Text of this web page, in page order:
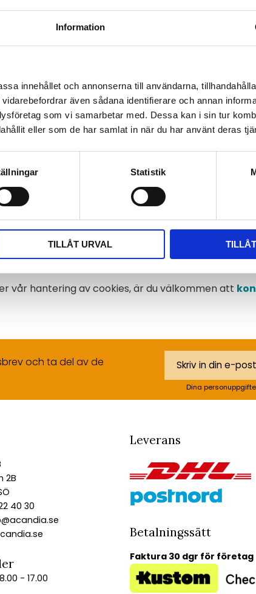
Information
innehållet och annonserna till användarna,
även sådana identifierare och annan
som vi samarbetar med. Dessa kan i sin tur
eller som de har samlat in när du har använt deras
Statistik
TILLÅT URVAL
som ändrar hur webbplatsen fungerar eller
interagerar med webbplatser genom att
Vi använder dessa cookies för att
av våra marknadsföringskampanjer.
med utfärdarna av enskilda cookies.
vår hantering av cookies, är du välkommen att
och ta del av de
Dina
2B
40 30
- 17.00
Leverans
Betalningssätt
Faktura 30 dgr för företag